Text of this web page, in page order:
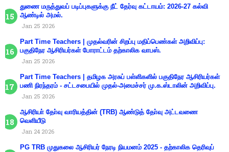
துணை மருத்துவப் படிப்புகளுக்கு நீட் தேர்வு கட்டாயம்: 2026-27 கல்வி
ஆண்டில் அமல்.
Jan 25 2026
Part Time Teachers | முதல்வரின் சிறப்பு மதிப்பெண்கள் அறிவிப்பு:
பகுதிநேர ஆசிரியர்கள் போராட்டம் தற்காலிக வாபஸ்.
Jan 25 2026
Part Time Teachers | தமிழக அரசுப் பள்ளிகளில் பகுதிநேர ஆசிரியர்கள்
பணி நிரந்தரம் - சட்டசபையில் முதல்-அமைச்சர் மு.க.ஸ்டாலின் அறிவிப்பு.
Jan 25 2026
ஆசிரியா் தோ்வு வாரியத்தின் (TRB) ஆண்டுத் தோ்வு அட்டவணை
வெளியீடு
Jan 24 2026
PG TRB முதுகலை ஆசிரியர் நேரடி நியமனம் 2025 - தற்காலிக தெரிவுப்